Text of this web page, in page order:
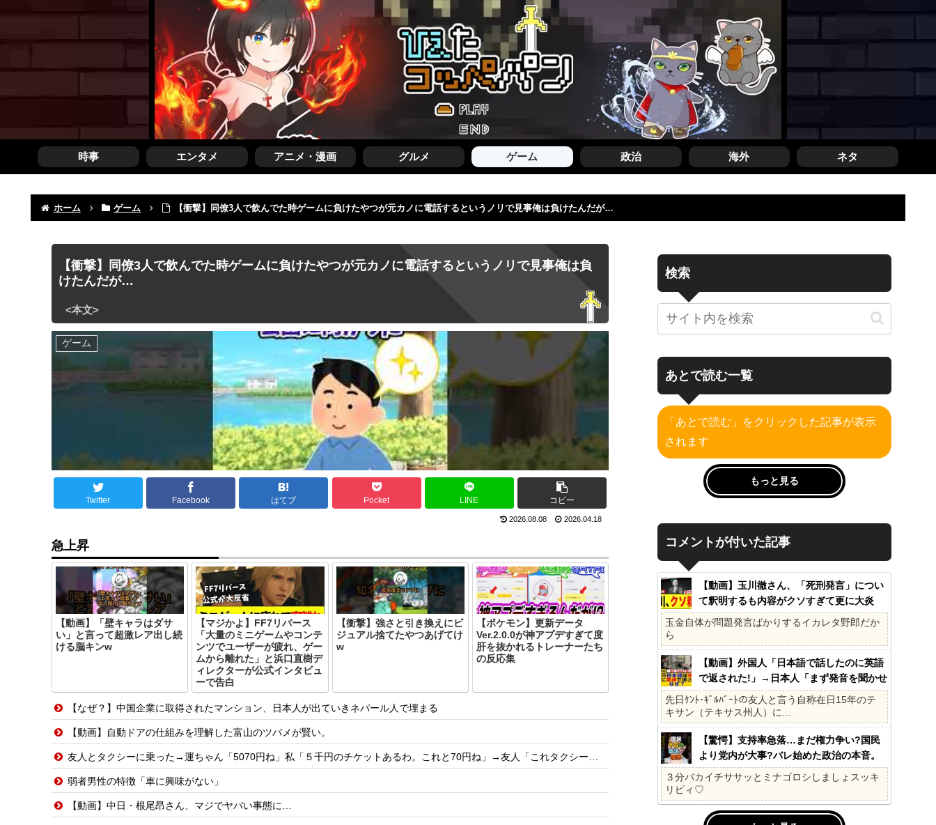
時事 エンタメ アニメ・漫画 グルメ ゲーム 政治 海外 ネタ
ホーム ゲーム 【衝撃】同僚3人で飲んでた時ゲームに負けたやつが元カノに電話するというノリで見事俺は負けたんだが…
【衝撃】同僚3人で飲んでた時ゲームに負けたやつが元カノに電話するというノリで見事俺は負
けたんだが…
ゲーム
Twitter Facebook はてブ Pocket LINE コピー
2026.08.08 2026.04.18
急上昇
【動画】「壁キャラはダサ
い」と言って超激レア出し続
ける脳キンw
【マジかよ】FF7リバース
「大量のミニゲームやコンテ
ンツでユーザーが疲れ、ゲー
ムから離れた」と浜口直樹デ
ィレクターが公式インタビュ
ーで告白
【衝撃】強さと引き換えにビ
ジュアル捨てたやつあげてけ
w
【ポケモン】更新データ
Ver.2.0.0が神アプデすぎて度
肝を抜かれるトレーナーたち
の反応集
【なぜ？】中国企業に取得されたマンション、日本人が出ていきネパール人で埋まる
【動画】自動ドアの仕組みを理解した富山のツバメが賢い。
友人とタクシーに乗った→運ちゃん「5070円ね」私「５千円のチケットあるわ。これと70円ね」→友人「これタクシー代ね」35円！？これはセコケチ！FO案件！！→スレ民の反応は？？
弱者男性の特徴「車に興味がない」
【動画】中日・根尾昂さん、マジでヤバい事態に…
検索
あとで読む一覧
「あとで読む」をクリックした記事が表示
されます
もっと見る
コメントが付いた記事
【動画】玉川徹さん、「死刑発言」につい
て釈明するも内容がクソすぎて更に大炎
上……
玉金自体が問題発言ばかりするイカレタ野郎だか
ら
【動画】外国人「日本語で話したのに英語
で返された!」→日本人「まず発音を聞かせ
ろ」
先日ｹﾝﾄ･ｷﾞﾙﾊﾞｰﾄの友人と言う自称在日15年のテ
キサン（テキサス州人）に...
【驚愕】支持率急落…まだ権力争い?国民
より党内が大事?バレ始めた政治の本音。
41%の衝撃、その理由。選挙しか見てない
の?国民不在の政治が限界!
３分バカイチササッとミナゴロシしましょスッキ
リピィ♡